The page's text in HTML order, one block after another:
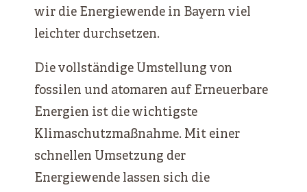
wir die Energiewende in Bayern viel
leichter durchsetzen.
Die vollständige Umstellung von
fossilen und atomaren auf Erneuerbare
Energien ist die wichtigste
Klimaschutzmaßnahme. Mit einer
schnellen Umsetzung der
Energiewende lassen sich die